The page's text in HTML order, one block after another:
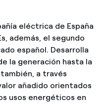
eléctrica de España
además, el segundo
español. Desarrolla
la generación hasta la
a través
añadido orientados
usos energéticos en